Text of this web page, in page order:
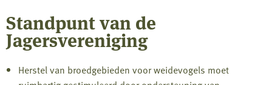
Standpunt van de
Jagersvereniging
Herstel van broedgebieden voor weidevogels moet